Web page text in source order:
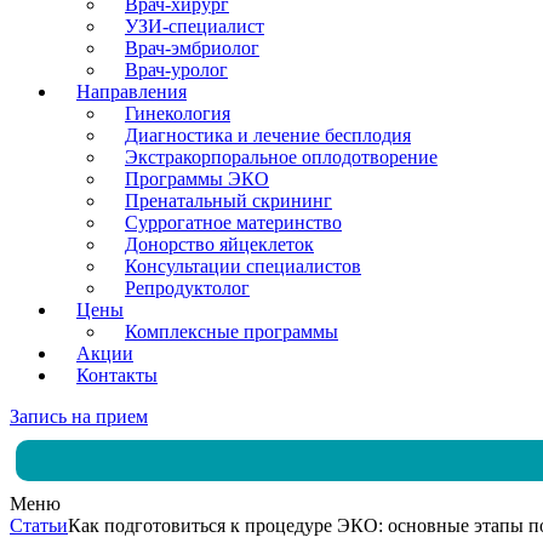
Врач-хирург
УЗИ-специалист
Врач-эмбриолог
Врач-уролог
Направления
Гинекология
Диагностика и лечение бесплодия
Экстракорпоральное оплодотворение
Программы ЭКО
Пренатальный скрининг
Суррогатное материнство
Донорство яйцеклеток
Консультации специалистов
Репродуктолог
Цены
Комплексные программы
Акции
Контакты
Запись на прием
Меню
СтатьиКак подготовиться к процедуре ЭКО: основные этапы